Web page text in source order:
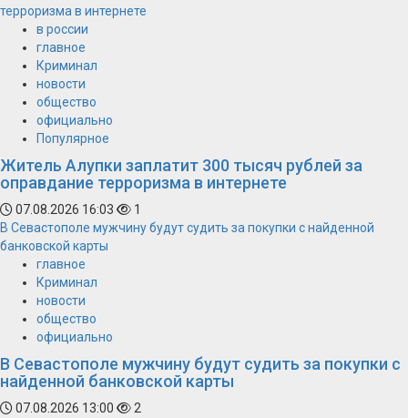
терроризма в интернете
в россии
главное
Криминал
новости
общество
официально
Популярное
Житель Алупки заплатит 300 тысяч рублей за
оправдание терроризма в интернете
07.08.2026 16:03
1
В Севастополе мужчину будут судить за покупки с найденной
банковской карты
главное
Криминал
новости
общество
официально
В Севастополе мужчину будут судить за покупки с
найденной банковской карты
07.08.2026 13:00 2